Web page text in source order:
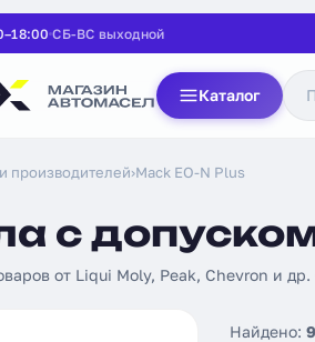
СБ-ВС выходной
Каталог
производителей›Mack EO-N Plus
с допуском
от Liqui Moly, Peak, Chevron и
Найдено: 9